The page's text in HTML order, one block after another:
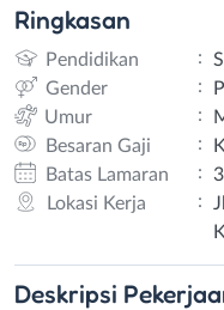
Ringkasan
Pendidikan :
Gender
:
Umur
:
Besaran Gaji
:
Batas Lamaran
:
Lokasi Kerja
:
Deskripsi